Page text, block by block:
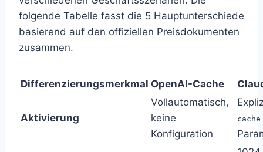
folgende Tabelle fasst die 5 Hauptunterschiede
basierend auf den offiziellen Preisdokumenten
zusammen.
Differenzierungsmerkmal OpenAI-Cache
Aktivierung
Vollautomatisch,
keine
Konfiguration